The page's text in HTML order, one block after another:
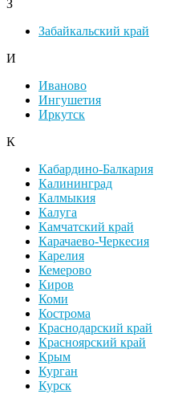
З
Забайкальский край
И
Иваново
Ингушетия
Иркутск
К
Кабардино-Балкария
Калининград
Калмыкия
Калуга
Камчатский край
Карачаево-Черкесия
Карелия
Кемерово
Киров
Коми
Кострома
Краснодарский край
Красноярский край
Крым
Курган
Курск